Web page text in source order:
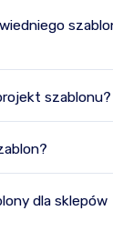
szablonu?
dla sklepów